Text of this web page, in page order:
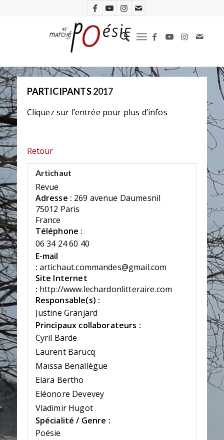
PARTICIPANTS2017
Cliquez sur l’entrée pour plus d’infos
Retour
Artichaut
Revue
Adresse : 269 avenue Daumesnil
75012 Paris
France
Téléphone :
06 34 24 60 40
E-mail
: artichaut.commandes@gmail.com
Site Internet
: http://www.lechardonlitteraire.com
Responsable(s) :
Justine Granjard
Principaux collaborateurs :
Cyril Barde
Laurent Barucq
Maïssa Benallègue
Elara Bertho
Eléonore Devevey
Vladimir Hugot
Spécialité / Genre :
Poésie